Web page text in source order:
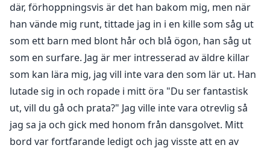
där, förhoppningsvis är det han bakom mig, men när
han vände mig runt, tittade jag in i en kille som såg ut
som ett barn med blont hår och blå ögon, han såg ut
som en surfare. Jag är mer intresserad av äldre killar
som kan lära mig, jag vill inte vara den som lär ut. Han
lutade sig in och ropade i mitt öra "Du ser fantastisk
ut, vill du gå och prata?" Jag ville inte vara otrevlig så
jag sa ja och gick med honom från dansgolvet. Mitt
bord var fortfarande ledigt och jag visste att en av